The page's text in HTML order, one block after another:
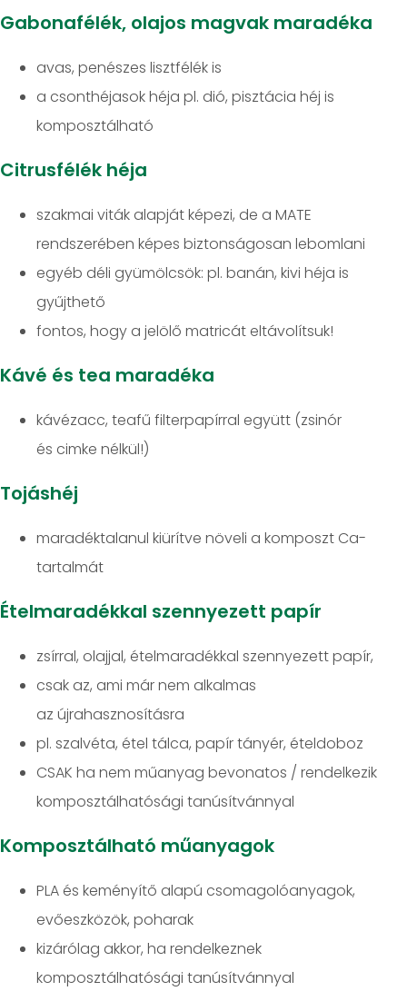
Gabonafélék, olajos magvak maradéka
avas, penészes lisztfélék is
a csonthéjasok héja pl. dió, pisztácia héj is
komposztálható
Citrusfélék héja
szakmai viták alapját képezi, de a MATE
rendszerében képes biztonságosan lebomlani
egyéb déli gyümölcsök: pl. banán, kivi héja is
gyűjthető
fontos, hogy a jelölő matricát eltávolítsuk!
Kávé és tea maradéka
kávézacc, teafű filterpapírral együtt (zsinór
és cimke nélkül!)
Tojáshéj
maradéktalanul kiürítve növeli a komposzt Ca-
tartalmát
Ételmaradékkal szennyezett papír
zsírral, olajjal, ételmaradékkal szennyezett papír,
csak az, ami már nem alkalmas
az újrahasznosításra
pl. szalvéta, étel tálca, papír tányér, ételdoboz
CSAK ha nem műanyag bevonatos / rendelkezik
komposztálhatósági tanúsítvánnyal
Komposztálható műanyagok
PLA és keményítő alapú csomagolóanyagok,
evőeszközök, poharak
kizárólag akkor, ha rendelkeznek
komposztálhatósági tanúsítvánnyal